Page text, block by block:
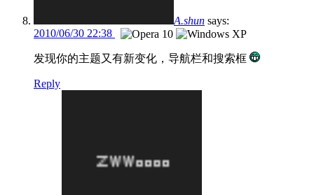
A.shun says:
2010/06/30 22:38
发现你的主题又有新变化，导航栏和搜索框
Reply